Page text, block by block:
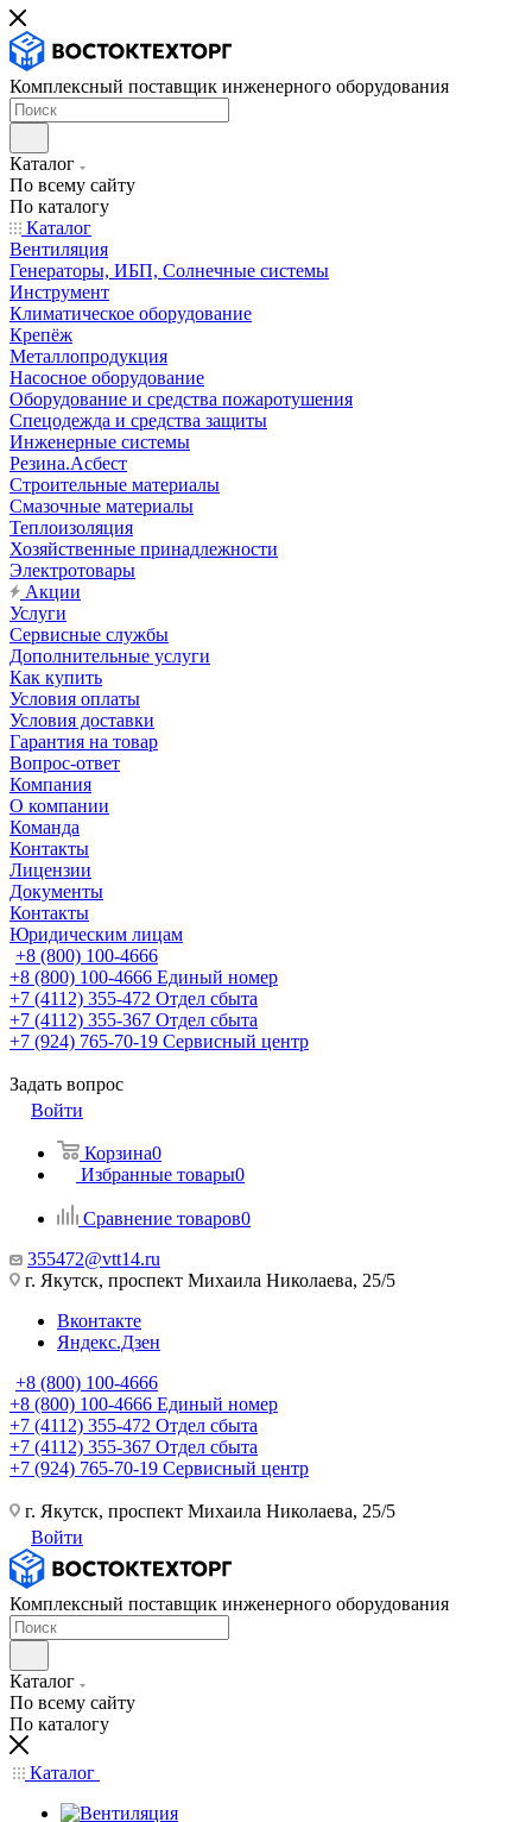
Комплексный поставщик инженерного оборудования
Каталог
По всему сайту
По каталогу
Каталог
Вентиляция
Генераторы, ИБП, Солнечные системы
Инструмент
Климатическое оборудование
Крепёж
Металлопродукция
Насосное оборудование
Оборудование и средства пожаротушения
Спецодежда и средства защиты
Инженерные системы
Резина.Асбест
Строительные материалы
Смазочные материалы
Теплоизоляция
Хозяйственные принадлежности
Электротовары
Акции
Услуги
Сервисные службы
Дополнительные услуги
Как купить
Условия оплаты
Условия доставки
Гарантия на товар
Вопрос-ответ
Компания
О компании
Команда
Контакты
Лицензии
Документы
Контакты
Юридическим лицам
+8 (800) 100-4666
+8 (800) 100-4666 Единый номер
+7 (4112) 355-472 Отдел сбыта
+7 (4112) 355-367 Отдел сбыта
+7 (924) 765-70-19 Сервисный центр
Задать вопрос
Войти
Корзина0
Избранные товары0
Сравнение товаров0
355472@vtt14.ru
г. Якутск, проспект Михаила Николаева, 25/5
Вконтакте
Яндекс.Дзен
+8 (800) 100-4666
+8 (800) 100-4666 Единый номер
+7 (4112) 355-472 Отдел сбыта
+7 (4112) 355-367 Отдел сбыта
+7 (924) 765-70-19 Сервисный центр
г. Якутск, проспект Михаила Николаева, 25/5
Войти
Комплексный поставщик инженерного оборудования
Каталог
По всему сайту
По каталогу
Каталог